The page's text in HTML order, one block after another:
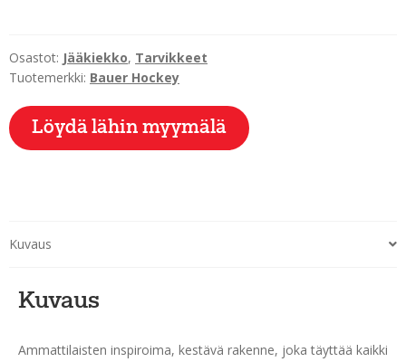
Osastot: Jääkiekko, Tarvikkeet
Tuotemerkki: Bauer Hockey
Löydä lähin myymälä
Kuvaus
Kuvaus
Ammattilaisten inspiroima, kestävä rakenne, joka täyttää kaikki